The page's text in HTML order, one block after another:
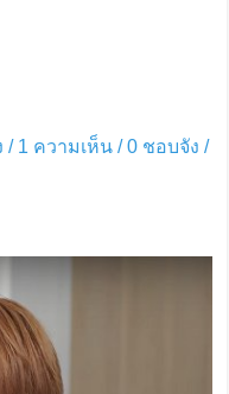
/ 1 ความเห็น /0ชอบจัง /